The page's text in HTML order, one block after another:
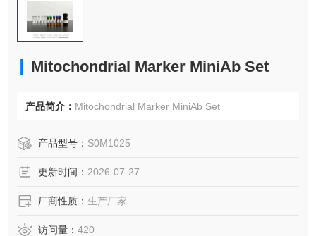
Mitochondrial Marker MiniAb Set
产品简介： Mitochondrial Marker MiniAb Set
产品型号： S0M1025
更新时间： 2026-07-27
厂商性质： 生产厂家
访问量： 420